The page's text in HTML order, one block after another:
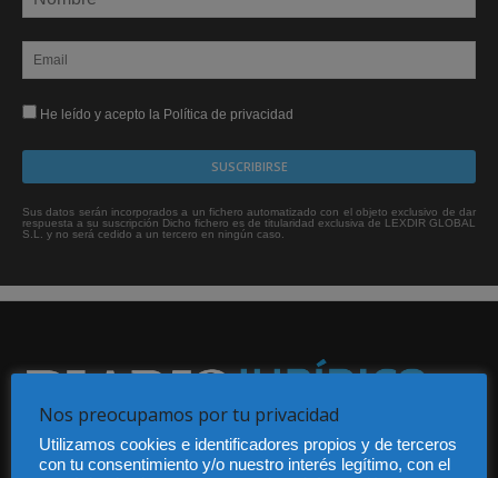
He leído y acepto la Política de privacidad
Sus datos serán incorporados a un fichero automatizado con el objeto exclusivo de dar
respuesta a su suscripción Dicho fichero es de titularidad exclusiva de LEXDIR GLOBAL
S.L. y no será cedido a un tercero en ningún caso.
Audiencia y Publicidad
Quiénes somos
Nos preocupamos por tu privacidad
Utilizamos cookies e identificadores propios y de terceros
con tu consentimiento y/o nuestro interés legítimo, con el